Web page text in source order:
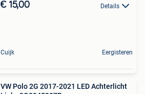
€ 15,00 Details
Cuijk Eergisteren
VW Polo 2G 2017-2021 LED Achterlicht